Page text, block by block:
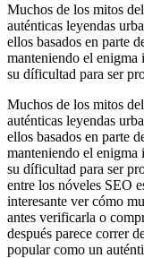
Muchos de los mitos
auténticas leyendas
ellos basados en parte
manteniendo el enigma
su díficultad para ser
Muchos de los mitos
auténticas leyendas
ellos basados en parte
manteniendo el enigma
su díficultad para ser
entre los nóveles SEO
interesante ver cómo
antes verificarla o
después parece correr
popular como un